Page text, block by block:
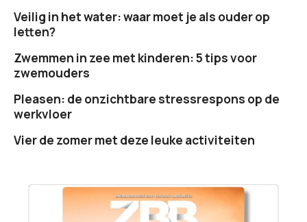
Veilig in het water: waar moet je als ouder op
letten?
Zwemmen in zee met kinderen: 5 tips voor
zwemouders
Pleasen: de onzichtbare stressrespons op de
werkvloer
Vier de zomer met deze leuke activiteiten